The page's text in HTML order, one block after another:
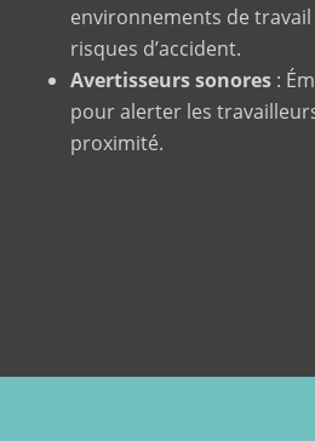
environnements de
risques d’accident.
Avertisseurs sonores:
pour alerter les
proximité.